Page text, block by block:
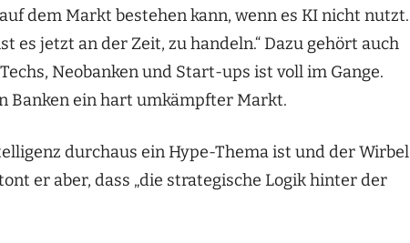
dem Markt bestehen kann, wenn es KI nicht nutzt.
es jetzt an der Zeit, zu handeln.“ Dazu gehört auch
Neobanken und Start-ups ist voll im Gange.
Banken ein hart umkämpfter Markt.
durchaus ein Hype-Thema ist und der Wirbel
er aber, dass „die strategische Logik hinter der